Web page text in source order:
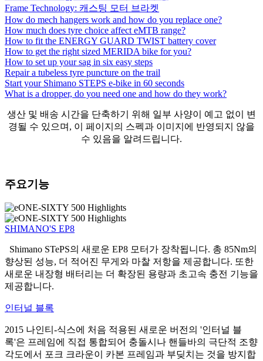
Frame Technology: 캐스팅 모터 브라켓
How do mech hangers work and how do you replace one?
How much does tyre choice affect eMTB range?
How to fit the ENERGY GUARD TWIST battery cover
How to get the right sized MERIDA bike for you?
How to set up your sag in six easy steps
Repair a tubeless tyre puncture on the trail
Start your Shimano STEPS e-bike in 60 seconds
What is a dropper, do you need one and how do they work?
생산 및 배송 시간을 단축하기 위해 일부 사양이 예고 없이 변
경될 수 있으며, 이 페이지의 스펙과 이미지에 반영되지 않을
수 있음을 알려드립니다.
주요기능
SHIMANO'S EP8
Shimano STePS의 새로운 EP8 모터가 장착됩니다. 총 85Nm의
향상된 성능, 더 적어진 무게와 마찰 저항을 제공합니다. 또한
새로운 내장형 배터리는 더 확장된 용량과 초고속 충전 기능을
제공합니다.
인터널 블록
2015 나인티-식스에 처음 적용된 새로운 버전의 '인터널 블
록'은 프레임에 직접 통합되어 충돌시나 핸들바의 극단적 조향
각도에서 포크 크라운이 카본 프레임과 부딪치는 것을 방지합